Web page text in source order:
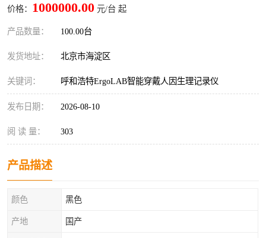
价格： 1000000.00 元/台 起
产品数量： 100.00台
发货地址： 北京市海淀区
关键词： 呼和浩特ErgoLAB智能穿戴人因生理记录仪
发布日期： 2026-08-10
阅 读 量： 303
产品描述
颜色 黑色
产地 国产